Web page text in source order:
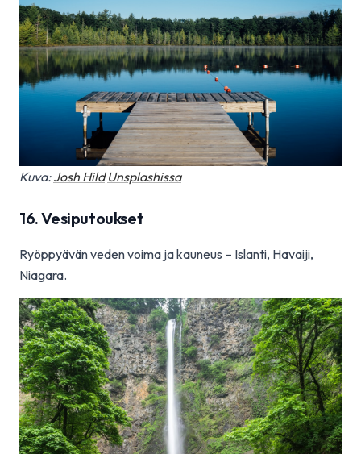
Kuva:Josh Hild Unsplashissa
16. Vesiputoukset
Ryöppyävän veden voima ja kauneus – Islanti, Havaiji,
Niagara.